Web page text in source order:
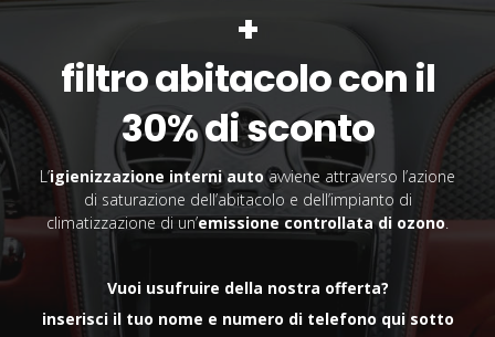
+
filtro abitacolo con il
30% di sconto
L’igienizzazione interni autoavviene attraverso l’azione
di saturazione dell’abitacolo e dell’impianto di
climatizzazione di un’emissione controllata di ozono.
Vuoi usufruire della nostra offerta?
inserisci il tuo nome e numero di telefono qui sotto